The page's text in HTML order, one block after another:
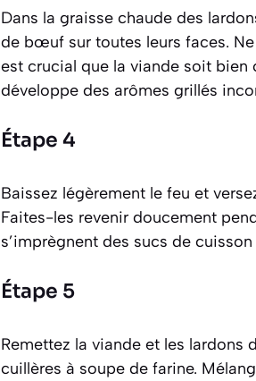
Dans la graisse chaude des
de bœuf sur toutes leurs faces.
est crucial que la viande soit bien
développe des arômes grillés
Étape 4
Baissez légèrement le feu et
Faites-les revenir doucement
s’imprègnent des sucs de
Étape 5
Remettez la viande et les lardons
cuillères à soupe de farine.